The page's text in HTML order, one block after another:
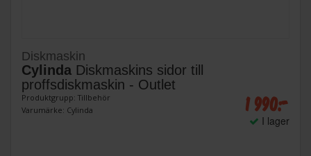
Diskmaskin
Cylinda Diskmaskins sidor till
proffsdiskmaskin - Outlet
Produktgrupp: Tillbehör
Varumärke: Cylinda
1 990:-
I lager